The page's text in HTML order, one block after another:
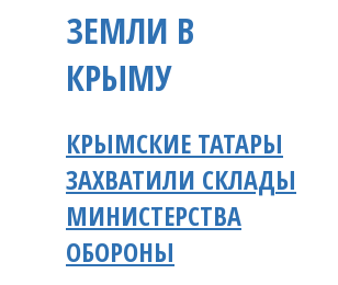
ЗЕМЛИ В
КРЫМУ
КРЫМСКИЕ ТАТАРЫ
ЗАХВАТИЛИ СКЛАДЫ
МИНИСТЕРСТВА
ОБОРОНЫ